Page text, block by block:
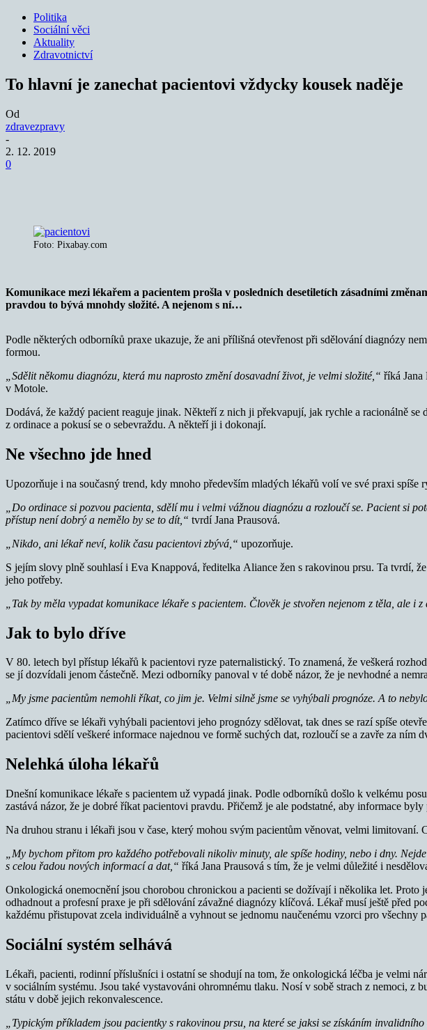
Politika
Sociální věci
Aktuality
Zdravotnictví
To hlavní je zanechat pacientovi vždycky kousek naděje
Od
zdravezpravy
-
2. 12. 2019
0
Foto: Pixabay.com
Komunikace mezi lékařem a pacientem prošla v posledních desetiletích zásadními
pravdou to bývá mnohdy složité. A nejenom s ní…
Podle některých odborníků praxe ukazuje, že ani přílišná otevřenost při sdělování diagnózy
formou.
„Sdělit někomu diagnózu, která mu naprosto změní dosavadní život, je velmi složité,“ říká
v Motole.
Dodává, že každý pacient reaguje jinak. Někteří z nich ji překvapují, jak rychle a racionálně
z ordinace a pokusí se o sebevraždu. A někteří ji i dokonají.
Ne všechno jde hned
Upozorňuje i na současný trend, kdy mnoho především mladých lékařů volí ve své praxi spíše
„Do ordinace si pozvou pacienta, sdělí mu i velmi vážnou diagnózu a rozloučí se. Pacient si
přístup není dobrý a nemělo by se to dít,“ tvrdí Jana Prausová.
„Nikdo, ani lékař neví, kolik času pacientovi zbývá,“ upozorňuje.
S jejím slovy plně souhlasí i Eva Knappová, ředitelka Aliance žen s rakovinou prsu. Ta tvrdí,
jeho potřeby.
„Tak by měla vypadat komunikace lékaře s pacientem. Člověk je stvořen nejenom z těla, ale i
Jak to bylo dříve
V 80. letech byl přístup lékařů k pacientovi ryze paternalistický. To znamená, že veškerá
se jí dozvídali jenom částečně. Mezi odborníky panoval v té době názor, že je nevhodné a
„My jsme pacientům nemohli říkat, co jim je. Velmi silně jsme se vyhýbali prognóze. A to
Zatímco dříve se lékaři vyhýbali pacientovi jeho prognózy sdělovat, tak dnes se razí spíše
pacientovi sdělí veškeré informace najednou ve formě suchých dat, rozloučí se a zavře za ním
Nelehká úloha lékařů
Dnešní komunikace lékaře s pacientem už vypadá jinak. Podle odborníků došlo k velkému
zastává názor, že je dobré říkat pacientovi pravdu. Přičemž je ale podstatné, aby informace
Na druhou stranu i lékaři jsou v čase, který mohou svým pacientům věnovat, velmi limitovaní.
„My bychom přitom pro každého potřebovali nikoliv minuty, ale spíše hodiny, nebo i dny.
s celou řadou nových informací a dat,“ říká Jana Prausová s tím, že je velmi důležité i
Onkologická onemocnění jsou chorobou chronickou a pacienti se dožívají i několika let.
odhadnout a profesní praxe je při sdělování závažné diagnózy klíčová. Lékař musí ještě před
každému přistupovat zcela individuálně a vyhnout se jednomu naučenému vzorci pro všechny
Sociální systém selhává
Lékaři, pacienti, rodinní příslušníci i ostatní se shodují na tom, že onkologická léčba je velmi
v sociálním systému. Jsou také vystavováni ohromnému tlaku. Nosí v sobě strach z nemoci, z
státu v době jejich rekonvalescence.
„Typickým příkladem jsou pacientky s rakovinou prsu, na které se jaksi se získáním